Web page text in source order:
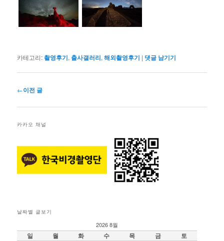
카테고리:촬영후기, 출사갤러리,해외촬영후기 | 댓글 남기기
글
비
이
←이전 글
카카오 채널
날짜별 글보기
2026 8월
일 월 화 수 목 금 토